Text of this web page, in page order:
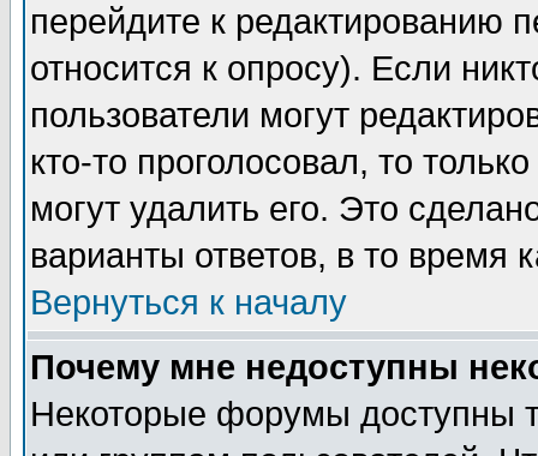
перейдите к редактированию
относится к опросу). Если
пользователи могут
кто-то проголосовал, то
могут удалить его. Это
варианты ответов, в то время
Вернуться к началу
Почему мне недоступны
Некоторые форумы доступны